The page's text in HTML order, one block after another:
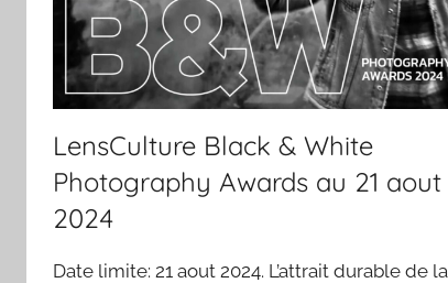
LensCulture Black & White
Photography Awards au 21 aout
2024
Date limite: 21 aout 2024. L’attrait durable de la